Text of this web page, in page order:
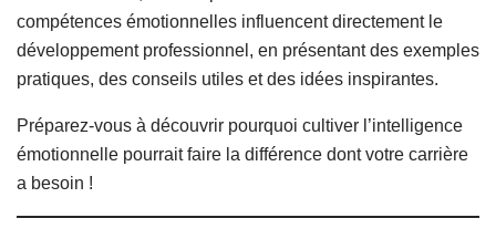
compétences émotionnelles influencent directement le
développement professionnel, en présentant des exemples
pratiques, des conseils utiles et des idées inspirantes.
Préparez-vous à découvrir pourquoi cultiver l’intelligence
émotionnelle pourrait faire la différence dont votre carrière
a besoin !